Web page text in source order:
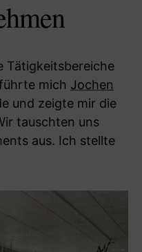
Tätigkeitsbereiche
mich Jochen
und zeigte mir die
tauschten uns
aus. Ich stellte